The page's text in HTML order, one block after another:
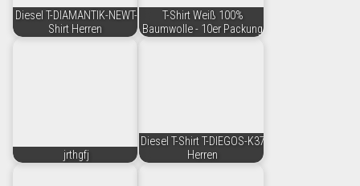
Diesel T-DIAMANTIK-NEWT-
Shirt Herren
T-Shirt Weiß 100%
Baumwolle - 10er Packung
jrthgfj
Diesel T-Shirt T-DIEGOS-K37
Herren